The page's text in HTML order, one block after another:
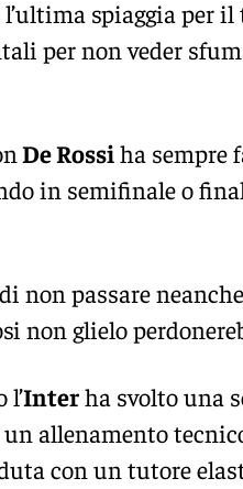
spiaggia per il
per non veder
De Rossiha sempre
in semifinale o
non passare
non glielo
Interha svolto una
allenamento
con un tutore